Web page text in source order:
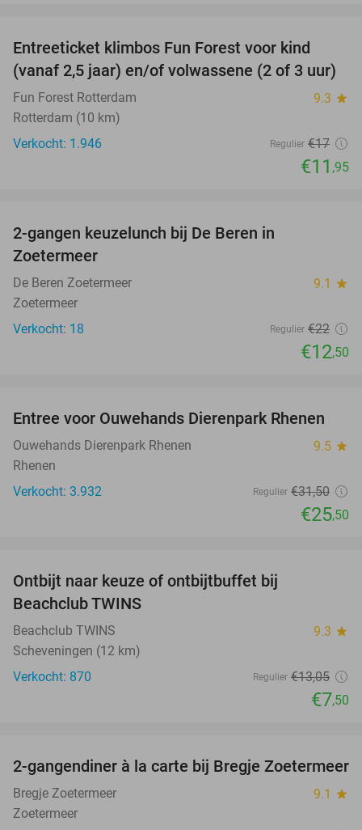
Entreeticket klimbos Fun Forest voor kind
(vanaf 2,5 jaar) en/of volwassene (2 of 3 uur)
Fun Forest Rotterdam 9.3 star
Rotterdam (10 km)
Verkocht: 1.946
Regulier €17
€11 ,95
2-gangen keuzelunch bij De Beren in
Zoetermeer
De Beren Zoetermeer 9.1 star
Zoetermeer
Verkocht: 18
Regulier €22
€12,50
19%
Entree voor Ouwehands Dierenpark Rhenen
Ouwehands Dierenpark Rhenen 9.5 star
Rhenen
Verkocht: 3.932
Regulier €31,50
€25,50
Ontbijt naar keuze of ontbijtbuffet bij
Beachclub TWINS
Beachclub TWINS 9.3 star
Scheveningen (12 km)
Verkocht: 870
Regulier €13,05
€7,50
12%
2-gangendiner à la carte bij Bregje Zoetermeer
Bregje Zoetermeer 9.1 star
Zoetermeer